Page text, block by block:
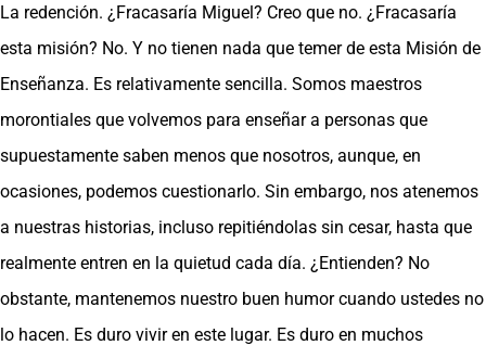
La redención. ¿Fracasaría Miguel? Creo que no. ¿Fracasaría
esta misión? No. Y no tienen nada que temer de esta Misión de
Enseñanza. Es relativamente sencilla. Somos maestros
morontiales que volvemos para enseñar a personas que
supuestamente saben menos que nosotros, aunque, en
ocasiones, podemos cuestionarlo. Sin embargo, nos atenemos
a nuestras historias, incluso repitiéndolas sin cesar, hasta que
realmente entren en la quietud cada día. ¿Entienden? No
obstante, mantenemos nuestro buen humor cuando ustedes no
lo hacen. Es duro vivir en este lugar. Es duro en muchos